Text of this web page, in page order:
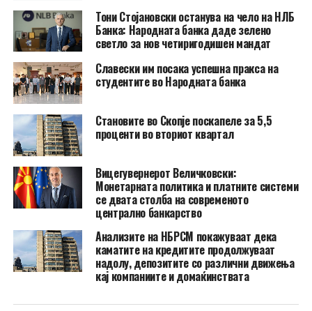
Тони Стојановски останува на чело на НЛБ
Банка: Народната банка даде зелено
светло за нов четиригодишен мандат
Славески им посака успешна пракса на
студентите во Народната банка
Становите во Скопје поскапеле за 5,5
проценти во вториот квартал
Вицегувернерот Величковски:
Монетарната политика и платните системи
се двата столба на современото
централно банкарство
Анализите на НБРСМ покажуваат дека
каматите на кредитите продолжуваат
надолу, депозитите со различни движења
кај компаниите и домаќинствата